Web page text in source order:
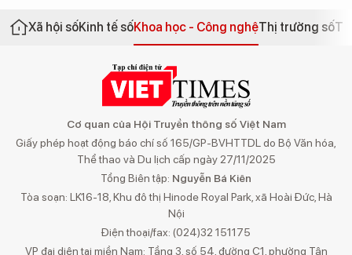
Xã hội sốKinh tế sốKhoa học - Công nghệThị trường số
Cơ quan của Hội Truyền thông số Việt Nam
Giấy phép hoạt động báo chí số 165/GP-BVHTTDL do Bộ Văn hóa,
Thể thao và Du lịch cấp ngày 27/11/2025
Tổng Biên tập: Nguyễn Bá Kiên
Tòa soạn: LK16-18, Khu đô thị Hinode Royal Park, xã Hoài Đức, Hà
Nội
Điện thoại/fax: (024)32 151175
VP đại diện tại miền Nam: Tầng 3, số 54, đường C1, phường Tân